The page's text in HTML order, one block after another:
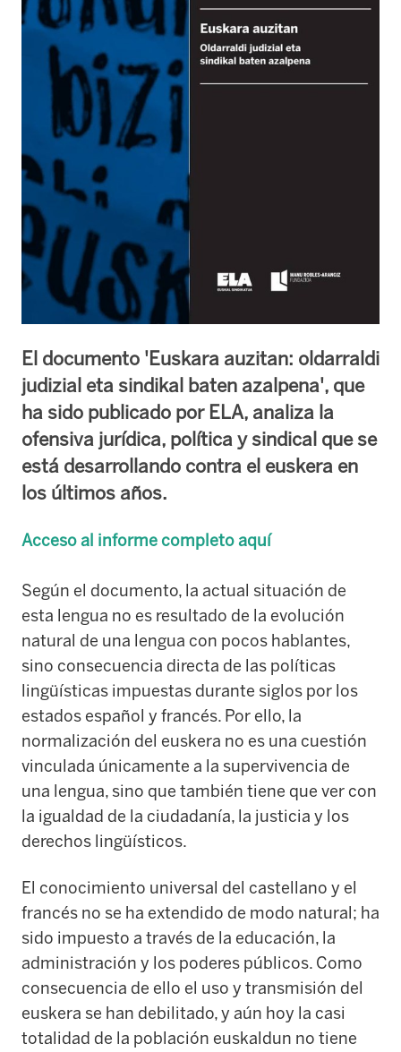
El documento 'Euskara auzitan: oldarraldi
judizial eta sindikal baten azalpena', que
ha sido publicado por ELA, analiza la
ofensiva jurídica, política y sindical que se
está desarrollando contra el euskera en
los últimos años.
Acceso al informe completo aquí
Según el documento, la actual situación de
esta lengua no es resultado de la evolución
natural de una lengua con pocos hablantes,
sino consecuencia directa de las políticas
lingüísticas impuestas durante siglos por los
estados español y francés. Por ello, la
normalización del euskera no es una cuestión
vinculada únicamente a la supervivencia de
una lengua, sino que también tiene que ver con
la igualdad de la ciudadanía, la justicia y los
derechos lingüísticos.
El conocimiento universal del castellano y el
francés no se ha extendido de modo natural; ha
sido impuesto a través de la educación, la
administración y los poderes públicos. Como
consecuencia de ello el uso y transmisión del
euskera se han debilitado, y aún hoy la casi
totalidad de la población euskaldun no tiene